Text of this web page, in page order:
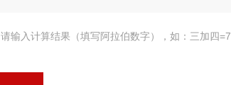
请输入计算结果（填写阿拉伯数字），如：三加四=7